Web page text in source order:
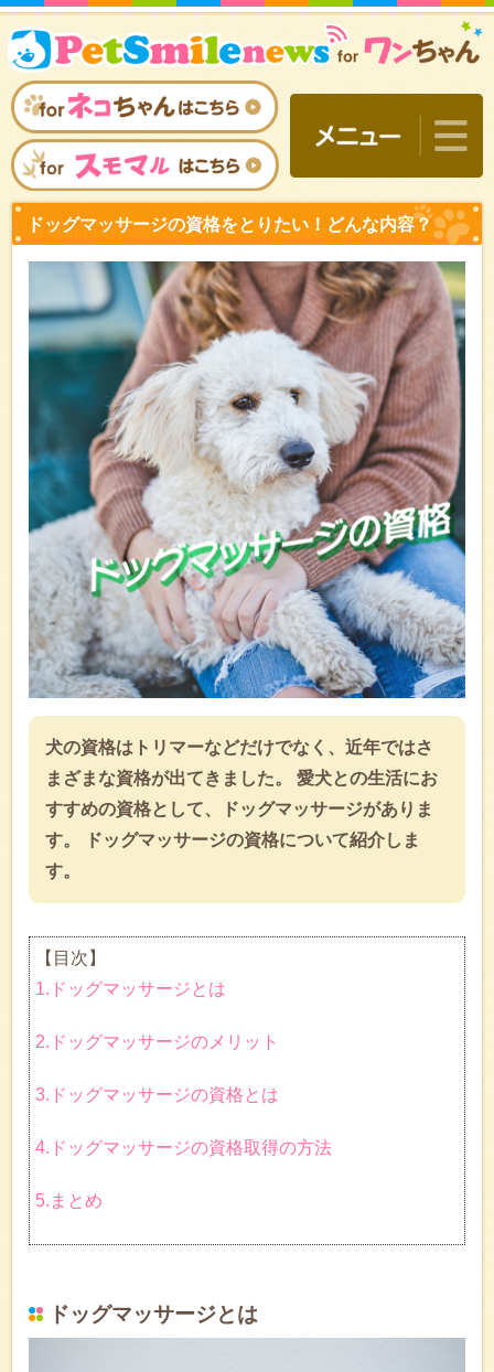
ドッグマッサージの資格を
犬の資格はトリマーなどだけでなく、近年ではさ
まざまな資格が出てきました。 愛犬との生活にお
すすめの資格として、ドッグマッサージがありま
す。 ドッグマッサージの資格について紹介しま
す。
【目次】
1.ドッグマッサージとは
2.ドッグマッサージのメリット
3.ドッグマッサージの資格とは
4.ドッグマッサージの資格取得の方法
5.まとめ
ドッグマッサージとは